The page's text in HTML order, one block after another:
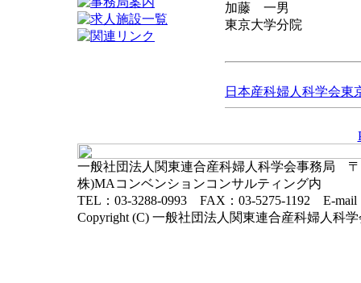
加藤 一男
東京大学分院
日本産科婦人科学会東
一般社団法人関東連合産科婦人科学会事務局 〒
株)MAコンベンションコンサルティング内
TEL：03-3288-0993 FAX：03-5275-1192 E-mail
Copyright (C) 一般社団法人関東連合産科婦人科